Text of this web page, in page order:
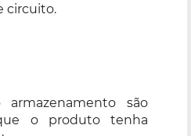
circuito.
são
o produto tenha